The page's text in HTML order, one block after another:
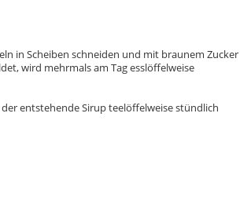
in Scheiben schneiden und mit braunem Zucker
wird mehrmals am Tag esslöffelweise
entstehende Sirup teelöffelweise stündlich